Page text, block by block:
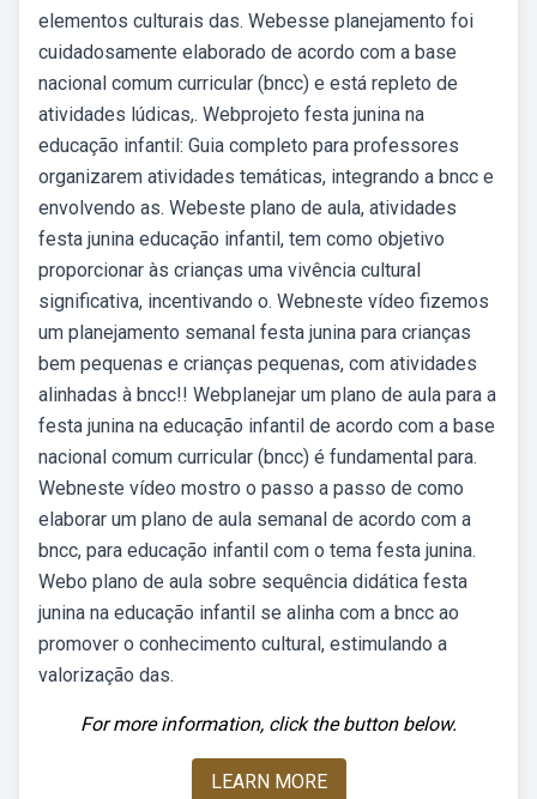
elementos culturais das. Webesse planejamento foi
cuidadosamente elaborado de acordo com a base
nacional comum curricular (bncc) e está repleto de
atividades lúdicas,. Webprojeto festa junina na
educação infantil: Guia completo para professores
organizarem atividades temáticas, integrando a bncc e
envolvendo as. Webeste plano de aula, atividades
festa junina educação infantil, tem como objetivo
proporcionar às crianças uma vivência cultural
significativa, incentivando o. Webneste vídeo fizemos
um planejamento semanal festa junina para crianças
bem pequenas e crianças pequenas, com atividades
alinhadas à bncc!! Webplanejar um plano de aula para a
festa junina na educação infantil de acordo com a base
nacional comum curricular (bncc) é fundamental para.
Webneste vídeo mostro o passo a passo de como
elaborar um plano de aula semanal de acordo com a
bncc, para educação infantil com o tema festa junina.
Webo plano de aula sobre sequência didática festa
junina na educação infantil se alinha com a bncc ao
promover o conhecimento cultural, estimulando a
valorização das.
For more information, click the button below.
LEARN MORE